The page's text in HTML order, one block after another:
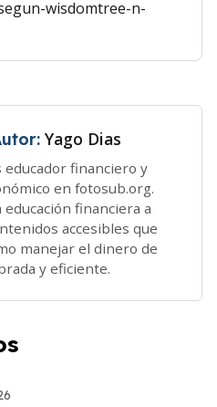
wisdomtree-n-
Yago Dias
educador financiero y
en fotosub.org.
educación financiera a
accesibles que
manejar el dinero de
y eficiente.